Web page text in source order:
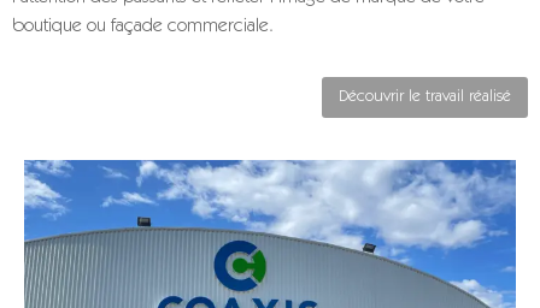
boutique ou façade commerciale.
Découvrir le travail réalisé